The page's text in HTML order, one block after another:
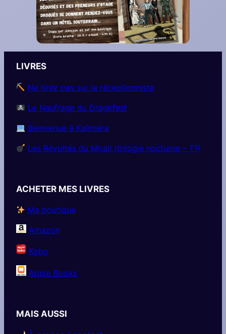
LIVRES
Ne tirez pas sur la réceptionniste
Le Naufrage du Dragkfest
Bienvenue à Kaliméra
Les Révoltés du Mirail (trilogie nocturne – T1)
ACHETER MES LIVRES
Ma boutique
Amazon
Kobo
Apple Books
MAIS AUSSI